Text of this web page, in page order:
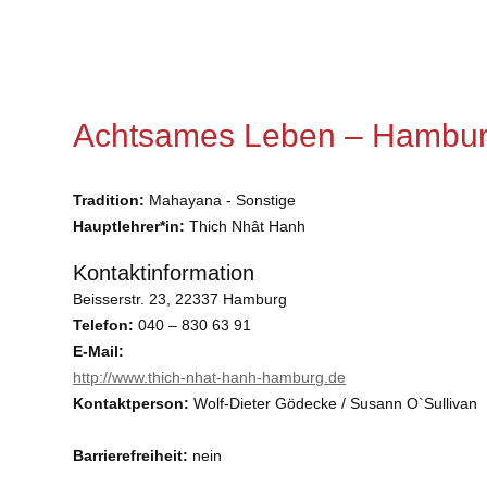
Achtsames Leben –
Tradition: Mahayana - Sonstige
Hauptlehrer*in: Thich Nhât Hanh
Kontaktinformation
Beisserstr. 23, 22337 Hamburg
Telefon: 040 – 830 63 91
E-Mail:
http://www.thich-nhat-hanh-hamburg.de
Kontaktperson: Wolf-Dieter Gödecke / Susann O`Sullivan
Barrierefreiheit: nein